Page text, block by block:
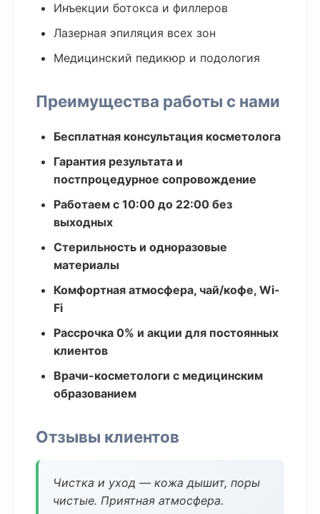
Инъекции ботокса и филлеров
Лазерная эпиляция всех зон
Медицинский педикюр и подология
Преимущества работы с нами
Бесплатная консультация косметолога
Гарантия результата и
постпроцедурное сопровождение
Работаем с 10:00 до 22:00 без
выходных
Стерильность и одноразовые
материалы
Комфортная атмосфера, чай/кофе, Wi-
Fi
Рассрочка 0% и акции для постоянных
клиентов
Врачи-косметологи с медицинским
образованием
Отзывы клиентов
Чистка и уход — кожа дышит, поры
чистые. Приятная атмосфера.